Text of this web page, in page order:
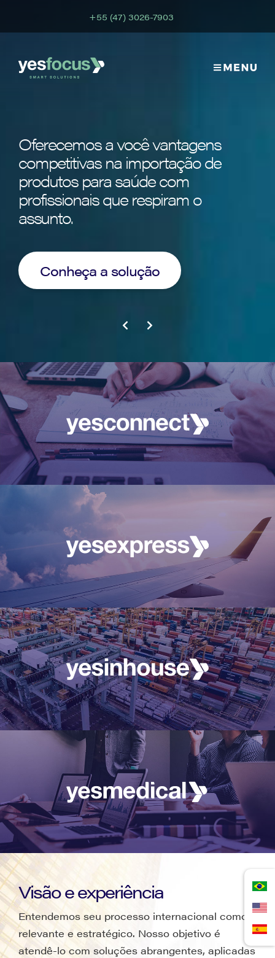
+55 (47) 3026-7903
Oferecemos a você vantagens
competitivas na importação de
produtos para saúde com
profissionais que respiram o
assunto.
Conheça a solução
Visão e experiência
Entendemos seu processo internacional como
relevante e estratégico. Nosso objetivo é
atendê-lo com soluções abrangentes, aplicadas